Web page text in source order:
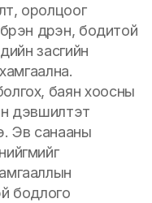
оролцоог
дүүрэн, бодитой
засгийн
баян хоосны
дэвшилтэт
Эв санааны
бодлого